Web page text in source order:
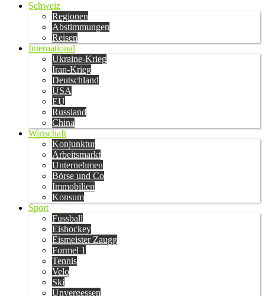
Schweiz
Regionen
Abstimmungen
Reisen
International
Ukraine-Krieg
Iran-Krieg
Deutschland
USA
EU
Russland
China
Wirtschaft
Konjunktur
Arbeitsmarkt
Unternehmen
Börse und Co
Immobilien
Konsum
Sport
Fussball
Eishockey
Eismeister Zaugg
Formel 1
Tennis
Velo
Ski
Unvergessen